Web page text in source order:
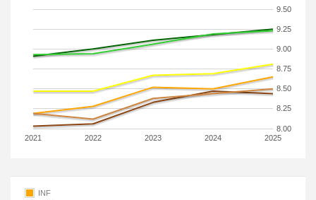
2021 2022 2023 2024 2025
8.00
8.25
8.50
8.75
9.00
9.25
9.50
INF